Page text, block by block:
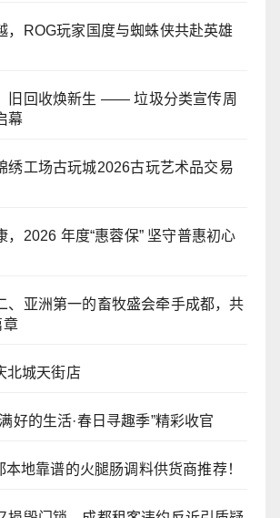
，ROG玩家国度与蜘蛛侠共赴英雄
旧回收焕新生 —— 垃圾分类宣传周
幕
绣工场古玩城2026古玩艺术品交易
，2026 年度“惠蓉保” 坚守普惠初心
、亚洲第一的畜牧盛会牵手成都，共
章
北城天街店
好的生活·春日寻趣季”精彩收官
地靠谱的火腿肠调料供货商推荐！